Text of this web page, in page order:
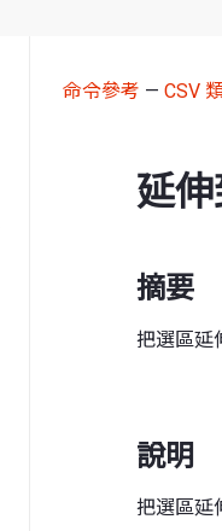
命令參考 — CSV
延
摘要
把選區延
說明
把選區延